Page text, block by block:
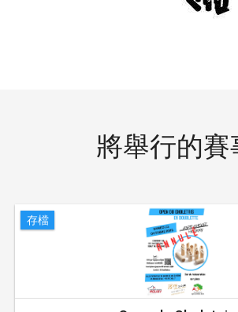
將舉行的賽
存檔